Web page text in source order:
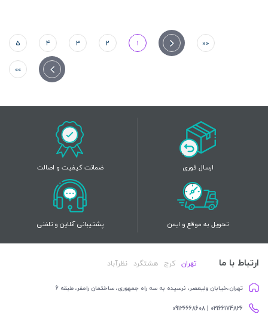
««
«
1
2
3
4
5
»
»»
ارسال فوری ضمانت کیفیت و اصالت
تحویل به موقع و ایمن پشتیبانی آنلاین و تلفنی
ارتباط با ما تهران کرج هشتگرد نظرآباد
تهران،خیابان ولیعصر، نرسیده به سه راه جمهوری، ساختمان رامفر، طبقه 6
02166174826 | 09126668608